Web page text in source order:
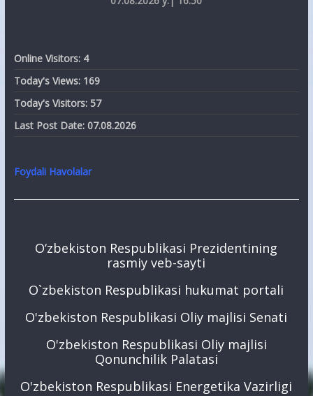
Online Visitors: 4
Today's Views: 169
Today's Visitors: 57
Last Post Date: 07.08.2026
Foydali Havolalar
O‘zbekiston Respublikasi Prezidentining
rasmiy veb-sayti
O`zbekiston Respublikasi hukumat portali
O'zbekiston Respublikasi Oliy majlisi Senati
O'zbekiston Respublikasi Oliy majlisi
Qonunchilik Palatasi
O'zbekiston Respublikasi Energetika Vazirligi